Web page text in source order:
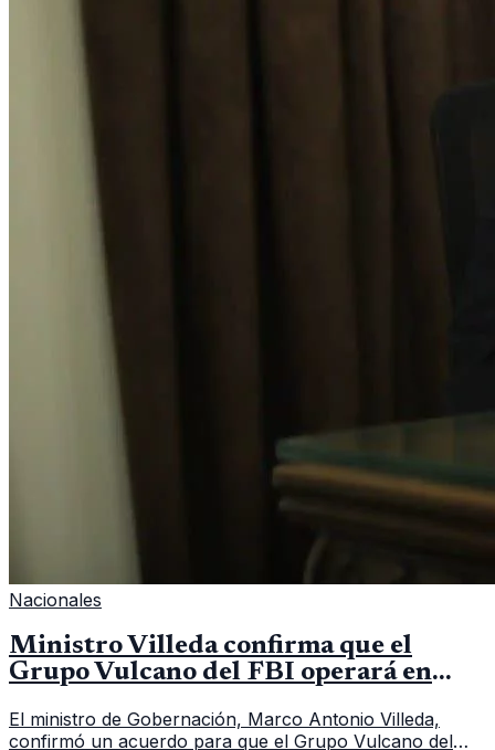
Nacionales
Ministro Villeda confirma que el
Grupo Vulcano del FBI operará en
El ministro de Gobernación, Marco Antonio Villeda,
confirmó un acuerdo para que el Grupo Vulcano del